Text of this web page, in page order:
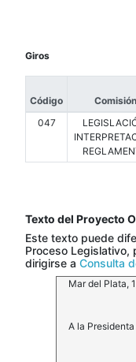
Giros
Código Comisión
047
Texto del Proyecto
Este texto puede
Proceso Legislativo,
dirigirse a Consulta
Mar del Plata,
A la Presidenta